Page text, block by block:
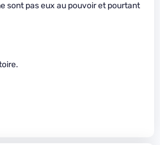
sont pas eux au pouvoir et pourtant